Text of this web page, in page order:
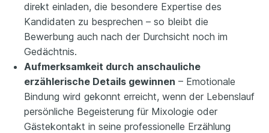
direkt einladen, die besondere Expertise des
Kandidaten zu besprechen – so bleibt die
Bewerbung auch nach der Durchsicht noch im
Gedächtnis.
Aufmerksamkeit durch anschauliche
erzählerische Details gewinnen – Emotionale
Bindung wird gekonnt erreicht, wenn der Lebenslauf
persönliche Begeisterung für Mixologie oder
Gästekontakt in seine professionelle Erzählung